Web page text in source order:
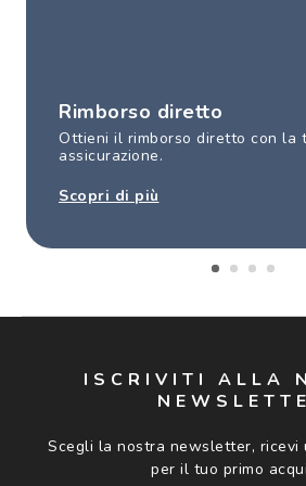
Rimborso diretto
Ottieni il rimborso diretto con la
assicurazione.
Scopri di più
ISCRIVITI ALLA
Scegli la nostra newsletter, ricevi
per il tuo primo